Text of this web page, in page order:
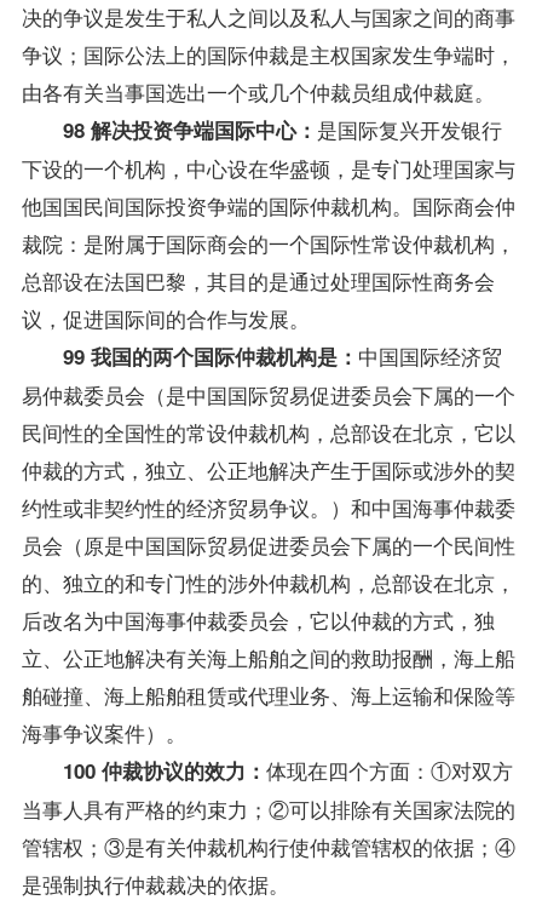
决的争议是发生于私人之间以及私人与国家之间的商事
争议；国际公法上的国际仲裁是主权国家发生争端时，
由各有关当事国选出一个或几个仲裁员组成仲裁庭。
98 解决投资争端国际中心： 是国际复兴开发银行
下设的一个机构，中心设在华盛顿，是专门处理国家与
他国国民间国际投资争端的国际仲裁机构。国际商会仲
裁院：是附属于国际商会的一个国际性常设仲裁机构，
总部设在法国巴黎，其目的是通过处理国际性商务会
议，促进国际间的合作与发展。
99 我国的两个国际仲裁机构是： 中国国际经济贸
易仲裁委员会（是中国国际贸易促进委员会下属的一个
民间性的全国性的常设仲裁机构，总部设在北京，它以
仲裁的方式，独立、公正地解决产生于国际或涉外的契
约性或非契约性的经济贸易争议。）和中国海事仲裁委
员会（原是中国国际贸易促进委员会下属的一个民间性
的、独立的和专门性的涉外仲裁机构，总部设在北京，
后改名为中国海事仲裁委员会，它以仲裁的方式，独
立、公正地解决有关海上船舶之间的救助报酬，海上船
舶碰撞、海上船舶租赁或代理业务、海上运输和保险等
海事争议案件）。
100 仲裁协议的效力： 体现在四个方面：①对双方
当事人具有严格的约束力；②可以排除有关国家法院的
管辖权；③是有关仲裁机构行使仲裁管辖权的依据；④
是强制执行仲裁裁决的依据。